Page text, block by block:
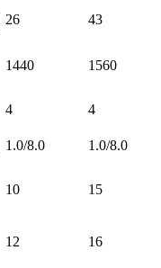
26 43
1440 1560
4 4
1.0/8.0 1.0/8.0
10 15
12 16